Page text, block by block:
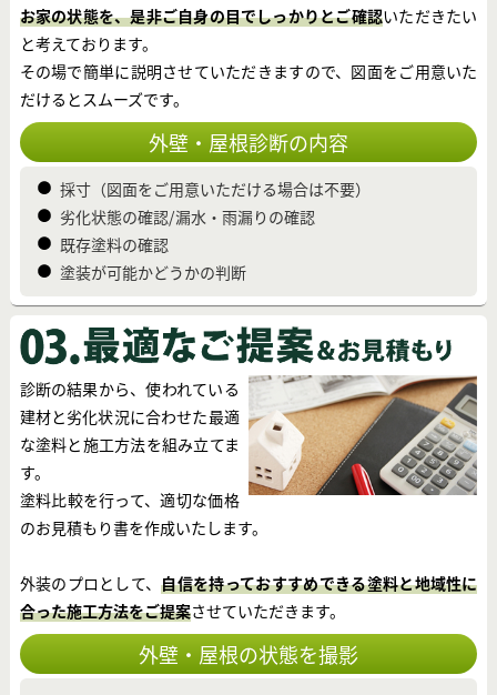
お家の状態を、是非ご自身の目でしっかりとご確認いただきたい
と考えております。
その場で簡単に説明させていただきますので、図面をご用意いた
だけるとスムーズです。
外壁・屋根診断の内容
採寸（図面をご用意いただける場合は不要）
劣化状態の確認/漏水・雨漏りの確認
既存塗料の確認
塗装が可能かどうかの判断
診断の結果から、使われている
建材と劣化状況に合わせた最適
な塗料と施工方法を組み立てま
す。
塗料比較を行って、適切な価格
のお見積もり書を作成いたします。
外装のプロとして、自信を持っておすすめできる塗料と地域性に
合った施工方法をご提案させていただきます。
外壁・屋根の状態を撮影